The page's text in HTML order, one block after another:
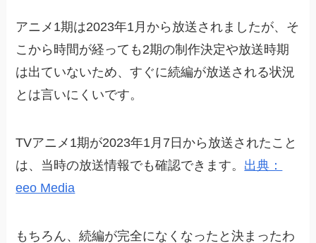
アニメ1期は2023年1月から放送されましたが、そ
こから時間が経っても2期の制作決定や放送時期
は出ていないため、すぐに続編が放送される状況
とは言いにくいです。
TVアニメ1期が2023年1月7日から放送されたこと
は、当時の放送情報でも確認できます。 出典：
eeo Media
もちろん、続編が完全になくなったと決まったわ